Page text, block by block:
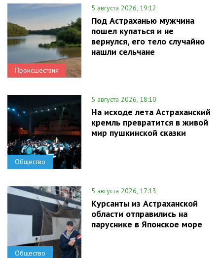
Происшествия
5 августа 2026, 19:12
Под Астраханью мужчина
пошел купаться и не
вернулся, его тело случайно
нашли сельчане
Общество
5 августа 2026, 18:10
На исходе лета Астраханский
кремль превратится в живой
мир пушкинской сказки
Общество
5 августа 2026, 17:13
Курсанты из Астраханской
области отправились на
паруснике в Японское море